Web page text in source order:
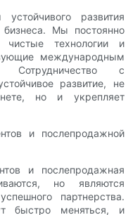
развития
Мы постоянно
чистые технологии и
международным
Сотрудничество с
развитие, не
но и укрепляет
и послепродажной
и послепродажная
но являются
партнерства.
быстро меняться, и